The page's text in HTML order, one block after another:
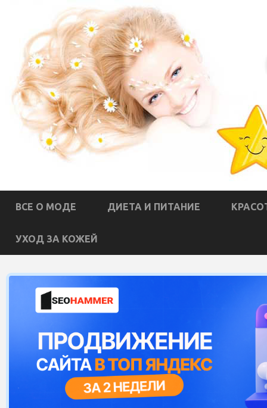
ВСЕ О МОДЕ ДИЕТА И ПИТАНИЕ
УХОД ЗА КОЖЕЙ